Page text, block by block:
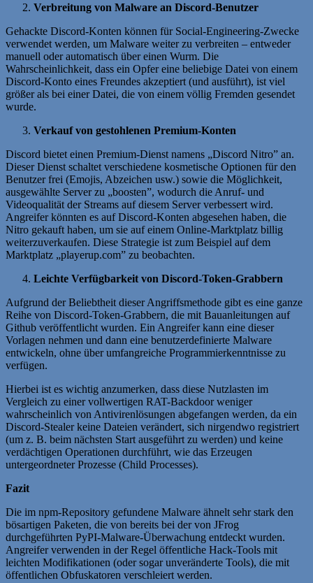
Verbreitung von Malware an Discord-Benutzer
Gehackte Discord-Konten können für Social-Engineering-Zwecke
verwendet werden, um Malware weiter zu verbreiten – entweder
manuell oder automatisch über einen Wurm. Die
Wahrscheinlichkeit, dass ein Opfer eine beliebige Datei von einem
Discord-Konto eines Freundes akzeptiert (und ausführt), ist viel
größer als bei einer Datei, die von einem völlig Fremden gesendet
wurde.
Verkauf von gestohlenen Premium-Konten
Discord bietet einen Premium-Dienst namens „Discord Nitro” an.
Dieser Dienst schaltet verschiedene kosmetische Optionen für den
Benutzer frei (Emojis, Abzeichen usw.) sowie die Möglichkeit,
ausgewählte Server zu „boosten”, wodurch die Anruf- und
Videoqualität der Streams auf diesem Server verbessert wird.
Angreifer könnten es auf Discord-Konten abgesehen haben, die
Nitro gekauft haben, um sie auf einem Online-Marktplatz billig
weiterzuverkaufen. Diese Strategie ist zum Beispiel auf dem
Marktplatz „playerup.com” zu beobachten.
Leichte Verfügbarkeit von Discord-Token-Grabbern
Aufgrund der Beliebtheit dieser Angriffsmethode gibt es eine ganze
Reihe von Discord-Token-Grabbern, die mit Bauanleitungen auf
Github veröffentlicht wurden. Ein Angreifer kann eine dieser
Vorlagen nehmen und dann eine benutzerdefinierte Malware
entwickeln, ohne über umfangreiche Programmierkenntnisse zu
verfügen.
Hierbei ist es wichtig anzumerken, dass diese Nutzlasten im
Vergleich zu einer vollwertigen RAT-Backdoor weniger
wahrscheinlich von Antivirenlösungen abgefangen werden, da ein
Discord-Stealer keine Dateien verändert, sich nirgendwo registriert
(um z. B. beim nächsten Start ausgeführt zu werden) und keine
verdächtigen Operationen durchführt, wie das Erzeugen
untergeordneter Prozesse (Child Processes).
Fazit
Die im npm-Repository gefundene Malware ähnelt sehr stark den
bösartigen Paketen, die von bereits bei der von JFrog
durchgeführten PyPI-Malware-Überwachung entdeckt wurden.
Angreifer verwenden in der Regel öffentliche Hack-Tools mit
leichten Modifikationen (oder sogar unveränderte Tools), die mit
öffentlichen Obfuskatoren verschleiert werden.